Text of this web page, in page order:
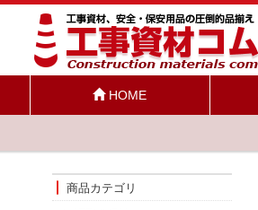
HOME
商品カテゴリ